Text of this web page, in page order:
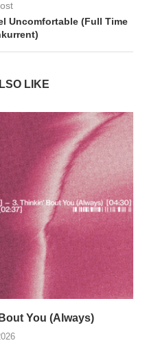
Uncomfortable (Full Time
LIKE
You (Always)